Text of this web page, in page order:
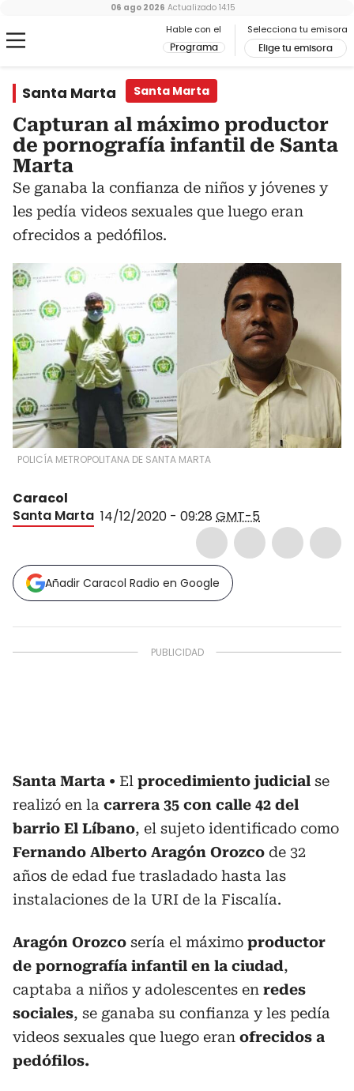
Hable con el
Programa
Selecciona tu emisora
Elige tu emisora
06 ago 2026 Actualizado 14:15
Santa Marta Santa Marta
Capturan al máximo productor
de pornografía infantil de Santa
Marta
Se ganaba la confianza de niños y jóvenes y
les pedía videos sexuales que luego eran
ofrecidos a pedófilos.
POLICÍA METROPOLITANA DE SANTA MARTA
Caracol
Santa Marta 14/12/2020 - 09:28 GMT-5
Añadir Caracol Radio en Google
Santa Marta El procedimiento judicial se
realizó en la carrera 35 con calle 42 del
barrio El Líbano, el sujeto identificado como
Fernando Alberto Aragón Orozco de 32
años de edad fue trasladado hasta las
instalaciones de la URI de la Fiscalía.
Aragón Orozco sería el máximo productor
de pornografía infantil en la ciudad,
captaba a niños y adolescentes en redes
sociales, se ganaba su confianza y les pedía
videos sexuales que luego eran ofrecidos a
pedófilos.